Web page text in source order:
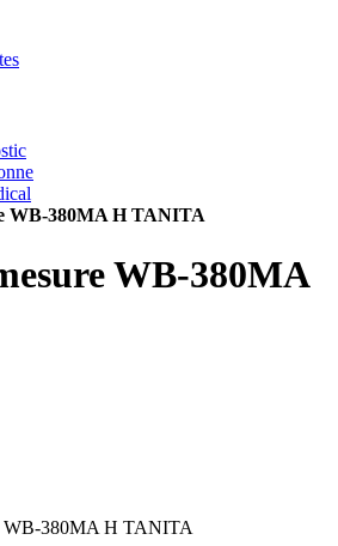
WB-380MA H TANITA
WB-380MA
WB-380MA H TANITA